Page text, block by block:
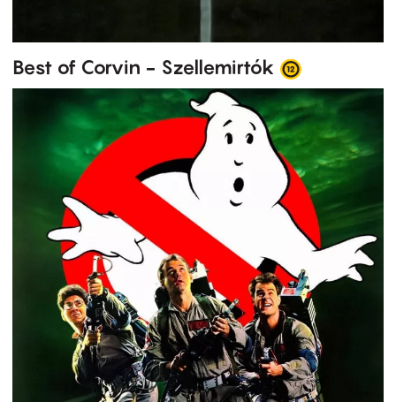
Best of Corvin - Szellemirtók